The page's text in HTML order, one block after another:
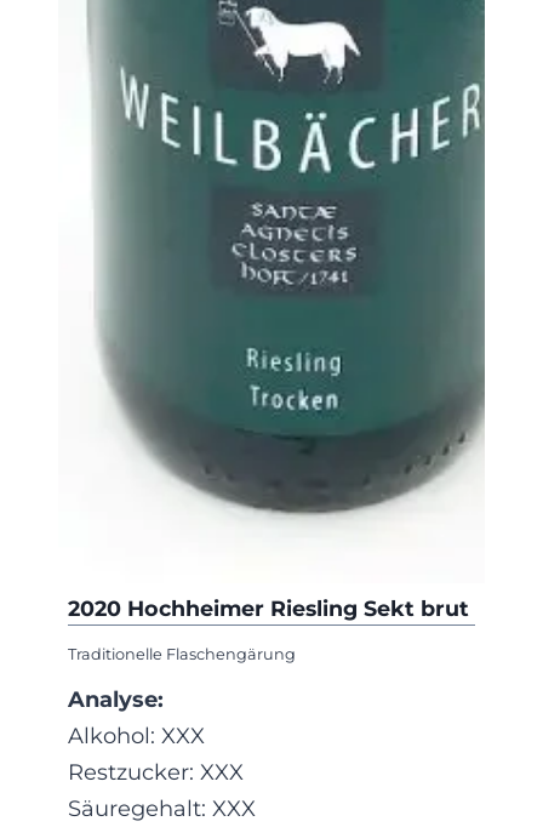
2020 Hochheimer Riesling Sekt brut
Traditionelle Flaschengärung
Analyse:
Alkohol: XXX
Restzucker: XXX
Säuregehalt: XXX